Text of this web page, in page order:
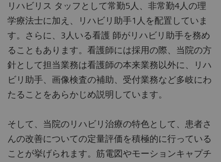
リハビリス タッフとして常勤5人、非常勤4人の理
学療法士に加え、リハビリ助手1人を配置していま
す。さらに、3人いる看護 師がリハビリ助手を務め
ることもあります。看護師には採用の際、当院の方
針として担当業務は看護師の本来業務以外に、リハ
ビリ助手、画像検査の補助、受付業務など多岐にわ
たることをあらかじめ説明しています。
そして、当院のリハビリ治療の特色として、患者さ
んの改善についての定量評価を積極的に行っている
ことが挙げられます。筋電図やモーションキャプチ